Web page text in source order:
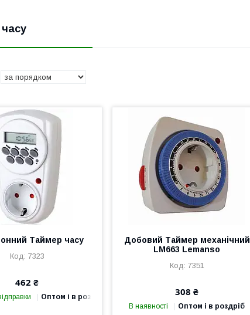
Таймер часу
7323
462 ₴
Оптом і в роздріб
Добовий Таймер механічний
LM663 Lemanso
7351
308 ₴
В наявності Оптом і в роздріб